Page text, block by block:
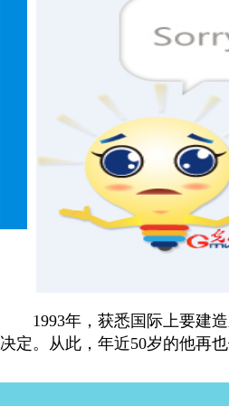
1993年，获悉国际上要建
决定。从此，年近50岁的他再也